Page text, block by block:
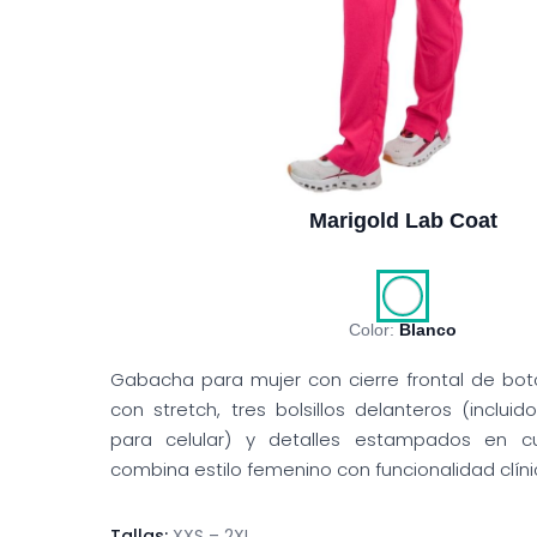
Marigold Lab Coat
Color: Blanco
Gabacha para mujer con cierre frontal de
con stretch, tres bolsillos delanteros
para celular) y detalles estampados en
combina estilo femenino con funcionalidad